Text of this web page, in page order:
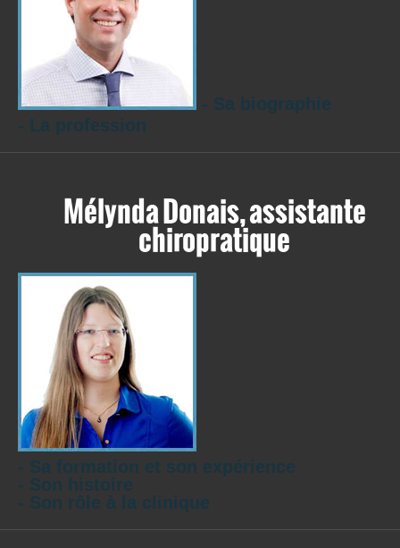
- Sa biographie
- La profession
Mélynda Donais, assistante
chiropratique
- Sa formation et son expérience
- Son histoire
- Son rôle à la clinique